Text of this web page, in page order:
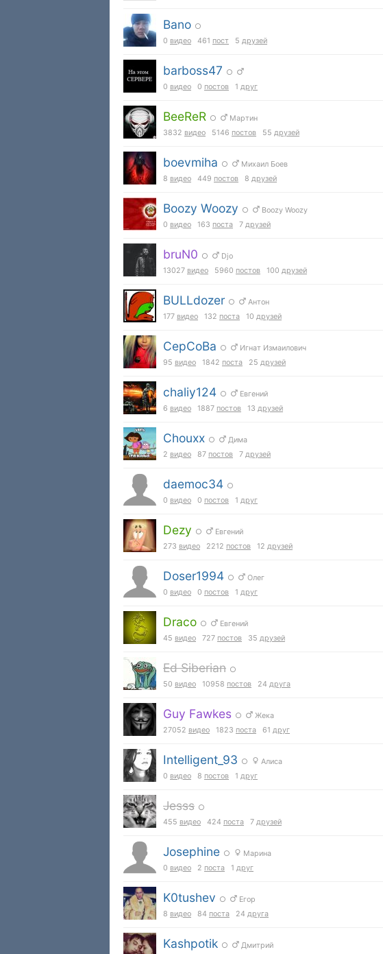
Bano ○
0 видео 461 пост 5 друзей
barboss47 ○
0 видео 0 постов 1 друг
BeeReR ○
Мартин
3832 видео 5146 постов 55 друзей
boevmiha ○
Михаил Боев
8 видео 449 постов 8 друзей
Boozy Woozy ○
Boozy Woozy
0 видео 163 поста 7 друзей
bruN0 ○
Djo
13027 видео 5960 постов 100 друзей
BULLdozer ○
Антон
177 видео 132 поста 10 друзей
CepCoBa ○
Игнат Измаилович
95 видео 1842 поста 25 друзей
chaliy124 ○
Евгений
6 видео 1887 постов 13 друзей
Chouxx ○
Дима
2 видео 87 постов 7 друзей
daemoc34 ○
0 видео 0 постов 1 друг
Dezy ○
Евгений
273 видео 2212 постов 12 друзей
Doser1994 ○
Олег
0 видео 0 постов 1 друг
Draco ○
Eвгений
45 видео 727 постов 35 друзей
Ed Siberian ○
50 видео 10958 постов 24 друга
Guy Fawkes ○
Жека
27052 видео 1823 поста 61 друг
Intelligent_93 ○
Алиса
0 видео 8 постов 1 друг
Jesss ○
455 видео 424 поста 7 друзей
Josephine ○
Марина
0 видео 2 поста 1 друг
K0tushev ○
Егор
8 видео 84 поста 24 друга
Kashpotik ○
Дмитрий